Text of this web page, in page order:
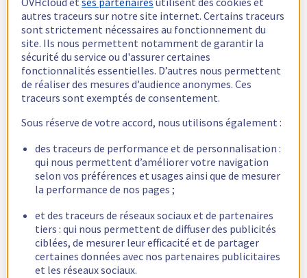
autres traceurs sur notre site internet. Certains traceurs
sont strictement nécessaires au fonctionnement du
site. Ils nous permettent notamment de garantir la
sécurité du service ou d'assurer certaines
fonctionnalités essentielles. D’autres nous permettent
de réaliser des mesures d’audience anonymes. Ces
traceurs sont exemptés de consentement.
Sous réserve de votre accord, nous utilisons également :
des traceurs de performance et de personnalisation :
qui nous permettent d’améliorer votre navigation
selon vos préférences et usages ainsi que de mesurer
la performance de nos pages ;
et des traceurs de réseaux sociaux et de partenaires
tiers : qui nous permettent de diffuser des publicités
ciblées, de mesurer leur efficacité et de partager
certaines données avec nos partenaires publicitaires
et les réseaux sociaux.